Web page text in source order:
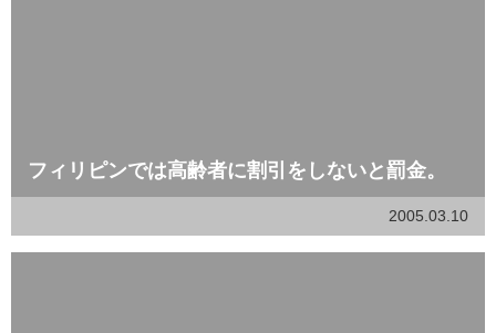
フィリピンでは高齢者に割引をしないと罰金。
2005.03.10